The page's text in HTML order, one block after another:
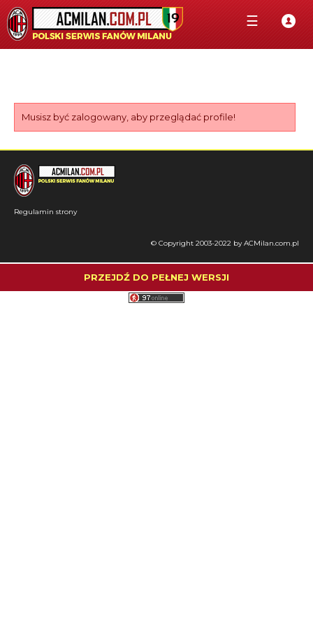
☰
Musisz być zalogowany, aby przeglądać profile!
Regulamin strony
© Copyright 2003-2022 by ACMilan.com.pl
PRZEJDŹ DO PEŁNEJ WERSJI